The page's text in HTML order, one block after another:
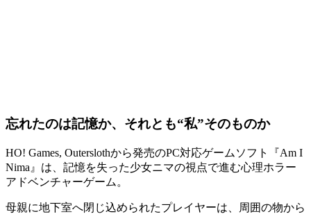
忘れたのは記憶か、それとも“私”そのものか
HO! Games, Outerslothから発売のPC対応ゲームソフト『Am I
Nima 』は、記憶を失った少女ニマの視点で進む心理ホラー
アドベンチャーゲーム 。
母親に地下室へ閉じ込められたプレイヤーは、
周囲の物から